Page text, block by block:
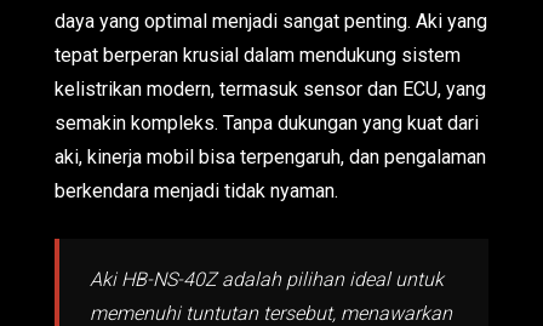
daya yang optimal menjadi sangat penting. Aki yang
tepat berperan krusial dalam mendukung sistem
kelistrikan modern, termasuk sensor dan ECU, yang
semakin kompleks. Tanpa dukungan yang kuat dari
aki, kinerja mobil bisa terpengaruh, dan pengalaman
berkendara menjadi tidak nyaman.
Aki HB-NS-40Z adalah pilihan ideal untuk
memenuhi tuntutan tersebut, menawarkan